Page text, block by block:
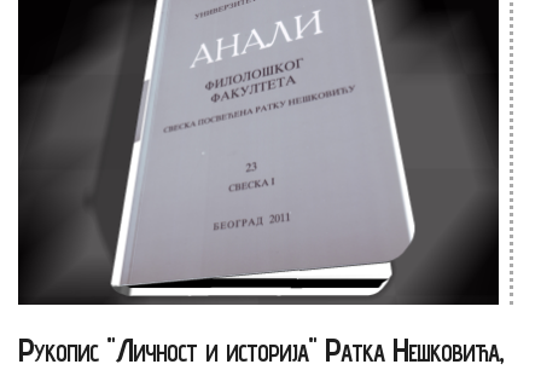
Рукопис "Личност и историја" Ратка Нешковића,